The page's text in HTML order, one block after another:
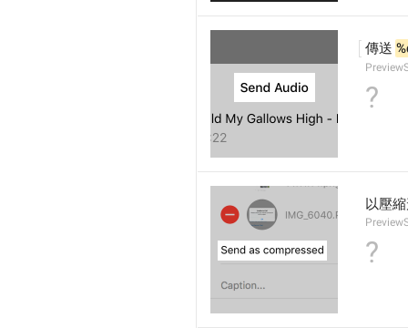
傳送
?
以壓
?